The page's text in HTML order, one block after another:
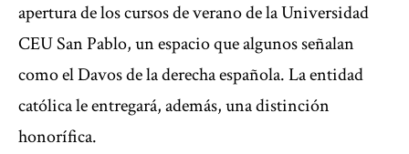
apertura de los cursos de verano de la Universidad
CEU San Pablo, un espacio que algunos señalan
como el Davos de la derecha española. La entidad
católica le entregará, además, una distinción
honorífica.